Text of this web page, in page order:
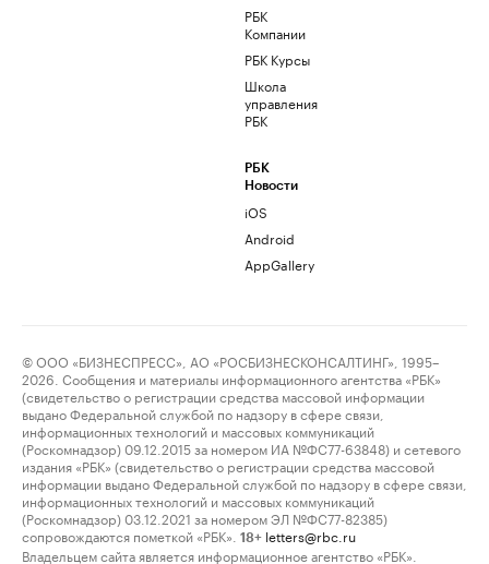
РБК
Компании
РБК Курсы
Школа
управления
РБК
РБК
Новости
iOS
Android
AppGallery
© ООО «БИЗНЕСПРЕСС», АО «РОСБИЗНЕСКОНСАЛТИНГ», 1995–
2026. Сообщения и материалы информационного агентства «РБК»
(свидетельство о регистрации средства массовой информации
выдано Федеральной службой по надзору в сфере связи,
информационных технологий и массовых коммуникаций
(Роскомнадзор) 09.12.2015 за номером ИА №ФС77-63848) и сетевого
издания «РБК» (свидетельство о регистрации средства массовой
информации выдано Федеральной службой по надзору в сфере связи,
информационных технологий и массовых коммуникаций
(Роскомнадзор) 03.12.2021 за номером ЭЛ №ФС77-82385)
сопровождаются пометкой «РБК».
18+ letters@rbc.ru
Владельцем сайта является информационное агентство «РБК».